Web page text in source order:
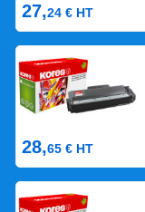
27,24 € HT
28,65 € HT